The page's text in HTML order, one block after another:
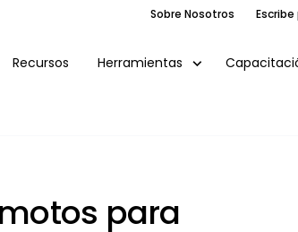
Sobre Nosotros
Recursos Herramientas
para